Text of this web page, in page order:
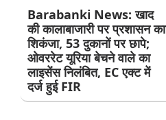
Barabanki News: खाद
की कालाबाजारी पर प्रशासन का
शिकंजा, 53 दुकानों पर छापे;
ओवररेट यूरिया बेचने वाले का
लाइसेंस निलंबित, EC एक्ट में
दर्ज हुई FIR